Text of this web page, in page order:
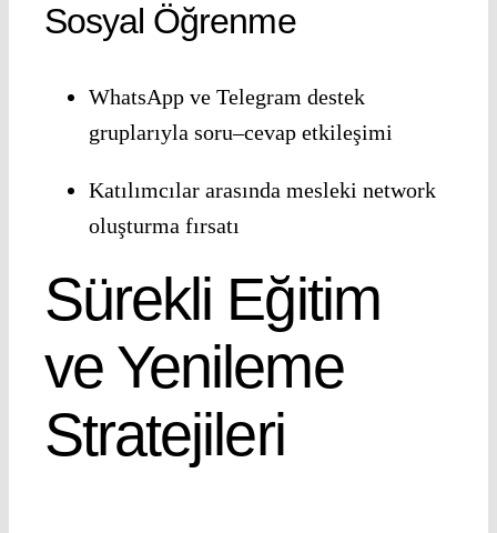
Sosyal Öğrenme
WhatsApp ve Telegram destek
gruplarıyla soru–cevap etkileşimi
Katılımcılar arasında mesleki network
oluşturma fırsatı
Sürekli Eğitim
ve Yenileme
Stratejileri